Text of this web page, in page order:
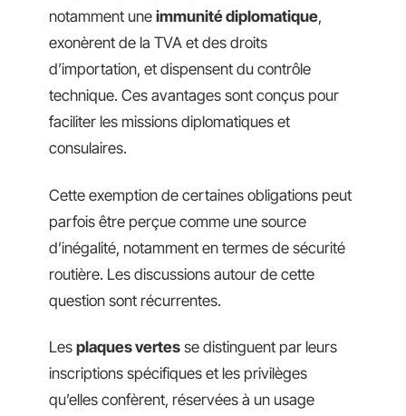
notamment une immunité diplomatique,
exonèrent de la TVA et des droits
d’importation, et dispensent du contrôle
technique. Ces avantages sont conçus pour
faciliter les missions diplomatiques et
consulaires.
Cette exemption de certaines obligations peut
parfois être perçue comme une source
d’inégalité, notamment en termes de sécurité
routière. Les discussions autour de cette
question sont récurrentes.
Les plaques vertes se distinguent par leurs
inscriptions spécifiques et les privilèges
qu’elles confèrent, réservées à un usage